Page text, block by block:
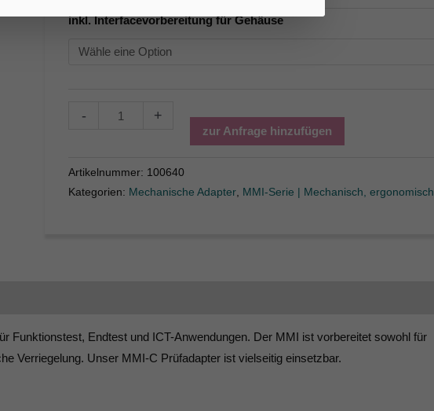
inkl. Interfacevorbereitung für Gehäuse
- +
zur Anfrage hinzufügen
Artikelnummer: 100640
Kategorien: Mechanische Adapter, MMI-Serie | Mechanisch, ergonomisch
Funktionstest, Endtest und ICT-Anwendungen. Der MMI ist vorbereitet sowohl für
Verriegelung. Unser MMI-C Prüfadapter ist vielseitig einsetzbar.